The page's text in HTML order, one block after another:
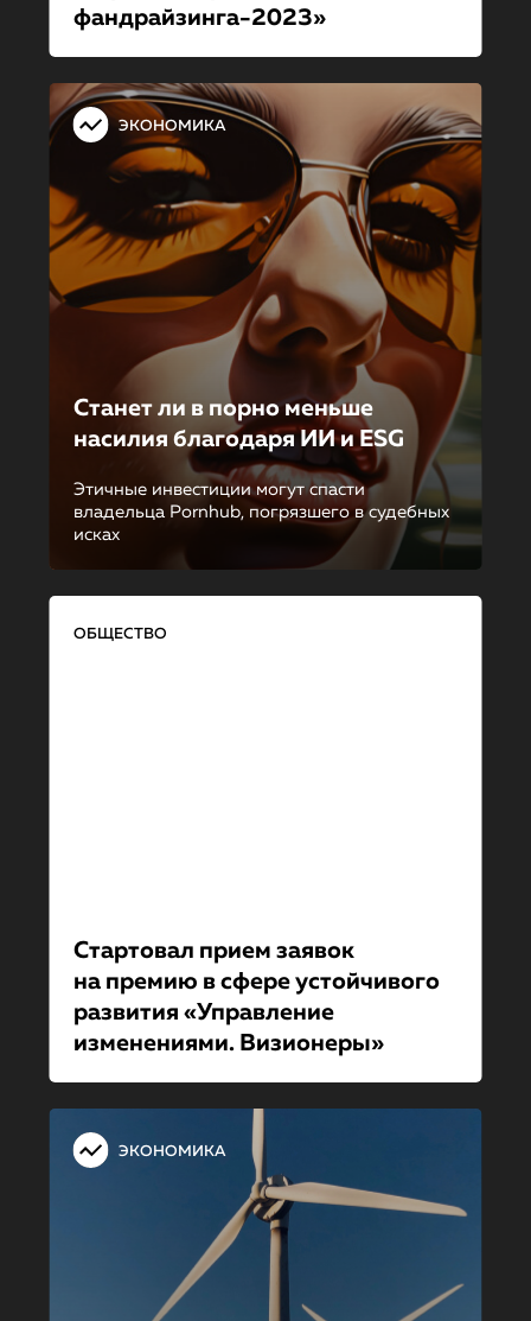
фандрайзинга-2023»
ЭКОНОМИКА
Станет ли в порно меньше
насилия благодаря ИИ и ESG
Этичные инвестиции могут спасти
владельца Pornhub, погрязшего в судебных
исках
ОБЩЕСТВО
Стартовал прием заявок
на премию в сфере устойчивого
развития «Управление
изменениями. Визионеры»
ЭКОНОМИКА